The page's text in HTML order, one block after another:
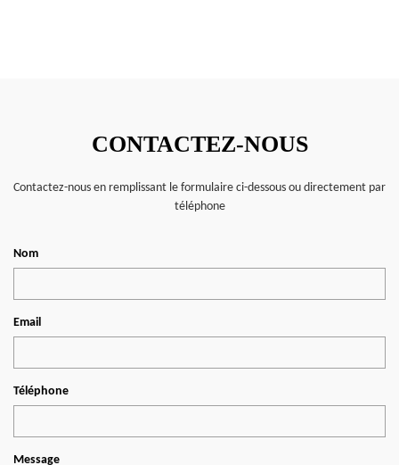
CONTACTEZ-NOUS
Contactez-nous en remplissant le formulaire ci-dessous ou directement par
téléphone
Nom
Email
Téléphone
Message